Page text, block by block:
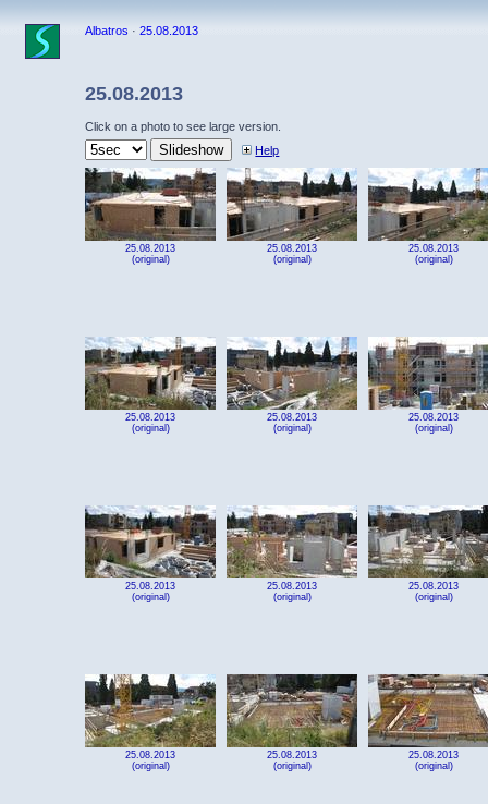
Albatros ·25.08.2013
25.08.2013
Click on a photo to see large version.
Help
25.08.2013
(original)
25.08.2013
(original)
25.08.2013
(original)
25.08.2013
(original)
25.08.2013
(original)
25.08.2013
(original)
25.08.2013
(original)
25.08.2013
(original)
25.08.2013
(original)
25.08.2013
(original)
25.08.2013
(original)
25.08.2013
(original)